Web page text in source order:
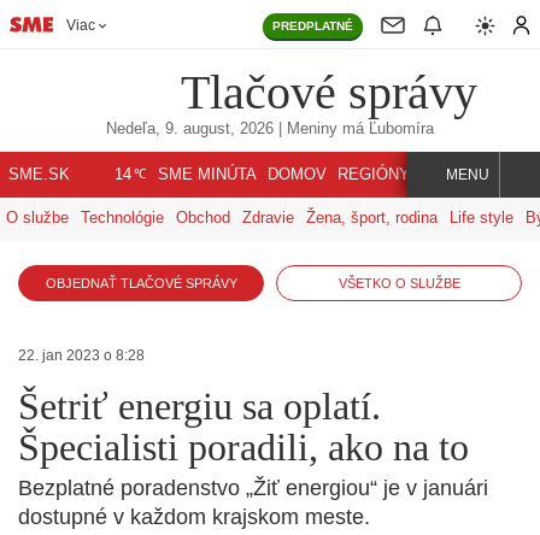
Viac PREDPLATNÉ
Tlačové správy
Nedeľa, 9. august, 2026 | Meniny má Ľubomíra
SME.SK 14℃ SME MINÚTA DOMOV REGIÓNY INDEX SVET
MENU
O službe Technológie Obchod Zdravie Žena, šport, rodina Life style
OBJEDNAŤ TLAČOVÉ SPRÁVY VŠETKO O SLUŽBE
22. jan 2023 o 8:28
Šetriť energiu sa oplatí.
Špecialisti poradili, ako na to
Bezplatné poradenstvo „Žiť energiou“ je v januári
dostupné v každom krajskom meste.